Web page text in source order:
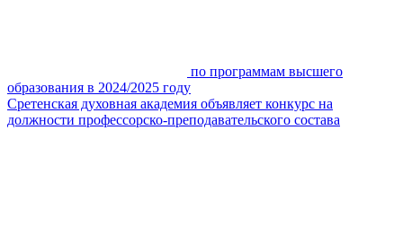
по программам высшего
образования в 2024/2025 году
Сретенская духовная академия объявляет конкурс на
должности профессорско-преподавательского состава